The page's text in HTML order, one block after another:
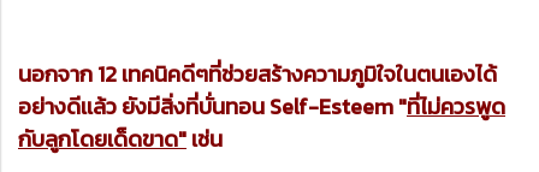
นอกจาก 12 เทคนิคดีๆที่ช่วยสร้างความภูมิใจในตนเองได้
อย่างดีเเล้ว ยังมีสิ่งที่บั่นทอน Self-Esteem "ที่ไม่ควรพูด
กับลูกโดยเด็ดขาด"เช่น